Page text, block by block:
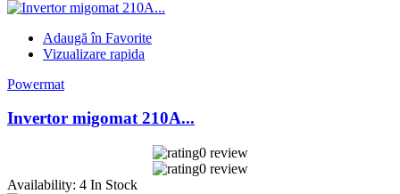
Adaugă în Favorite
Vizualizare rapida
Powermat
Invertor migomat 210A...
0 review
0 review
Availability: 4 In Stock